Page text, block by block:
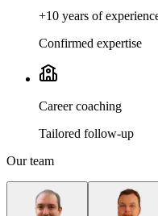
+10 years of
Confirmed expertise
Career coaching
Tailored follow-up
Our team